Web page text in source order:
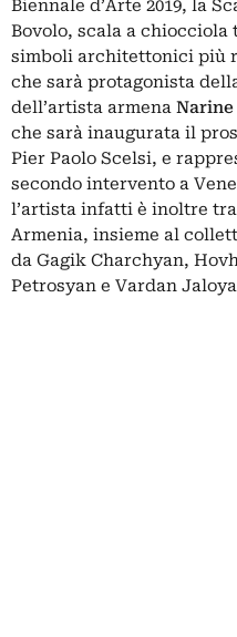
Biennale d’Arte 2019, la
Bovolo, scala a
simboli architettonici più
che sarà protagonista
dell’artista armena
che sarà inaugurata il
Pier Paolo Scelsi, e
secondo intervento a
l’artista infatti è inoltre
Armenia, insieme al
da Gagik Charchyan,
Petrosyan e Vardan